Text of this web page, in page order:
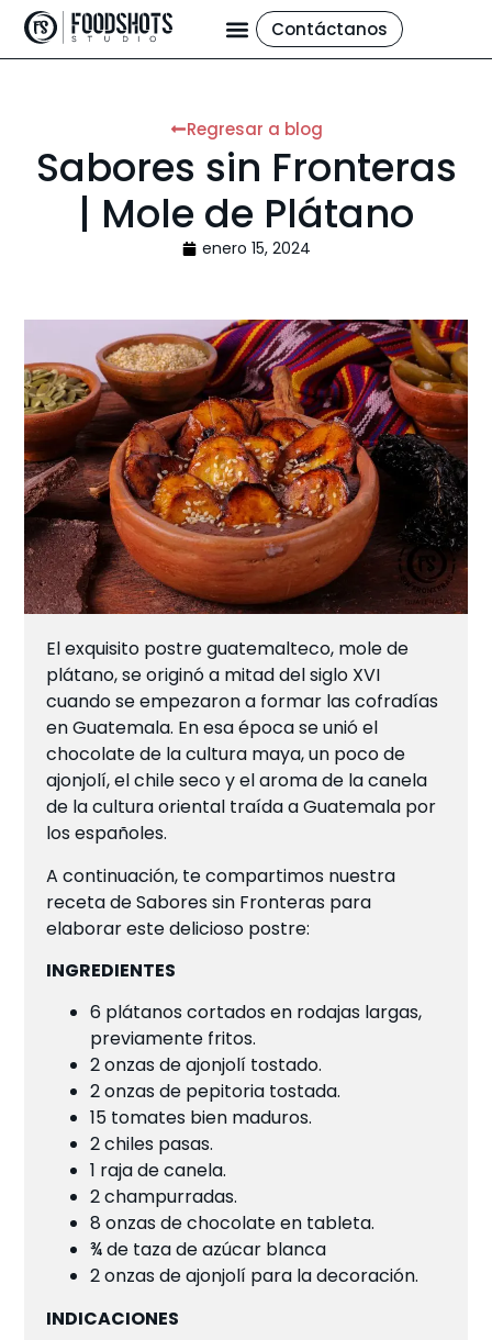
Contáctanos
Regresar a blog
Sabores sin Fronteras
| Mole de Plátano
enero 15, 2024
El exquisito postre guatemalteco, mole de
plátano, se originó a mitad del siglo XVI
cuando se empezaron a formar las cofradías
en Guatemala. En esa época se unió el
chocolate de la cultura maya, un poco de
ajonjolí, el chile seco y el aroma de la canela
de la cultura oriental traída a Guatemala por
los españoles.
A continuación, te compartimos nuestra
receta de Sabores sin Fronteras para
elaborar este delicioso postre:
INGREDIENTES
6 plátanos cortados en rodajas largas,
previamente fritos.
2 onzas de ajonjolí tostado.
2 onzas de pepitoria tostada.
15 tomates bien maduros.
2 chiles pasas.
1 raja de canela.
2 champurradas.
8 onzas de chocolate en tableta.
¾ de taza de azúcar blanca
2 onzas de ajonjolí para la decoración.
INDICACIONES